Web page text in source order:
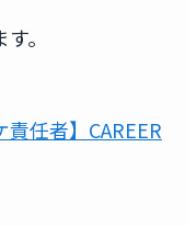
。
任者】CAREER